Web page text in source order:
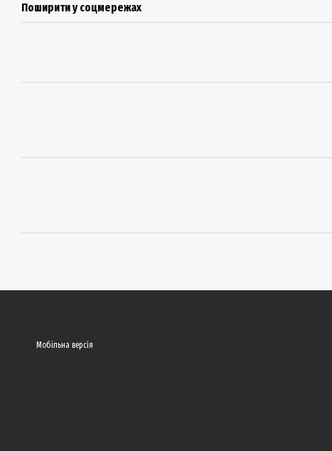
Поширити у соцмережах
Мобільна версія